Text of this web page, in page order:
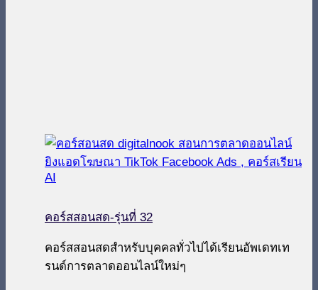
คอร์สสอนสด-รุ่นที่ 32
คอร์สสอนสดสำหรับบุคคลทั่วไปได้เรียนอัพเดทเท
รนด์การตลาดออนไลน์ใหม่ๆ